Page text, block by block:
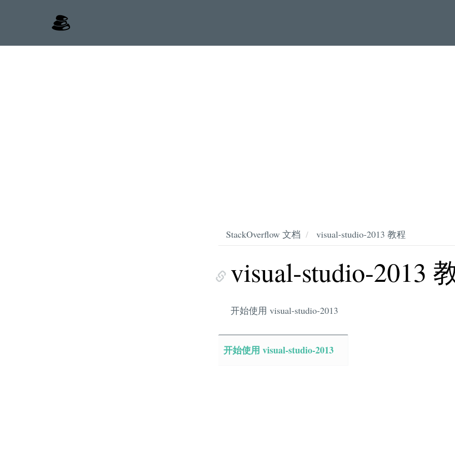
StackOverflow 文档 visual-studio-2013 教程
visual-studio-2013
开始使用 visual-studio-2013
开始使用 visual-studio-2013